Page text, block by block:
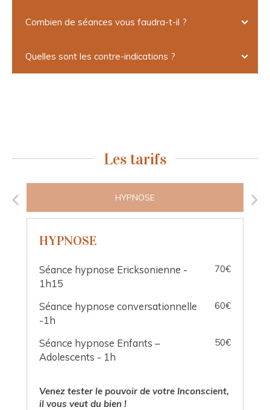
Combien de séances vous faudra-t-il ?
Quelles sont les contre-indications ?
Les tarifs
HYPNOSE
HYPNOSE
70€
Séance hypnose Ericksonienne -
1h15
60€
Séance hypnose conversationnelle
-1h
50€
Séance hypnose Enfants –
Adolescents - 1h
Venez tester le pouvoir de votre Inconscient,
il vous veut du bien !